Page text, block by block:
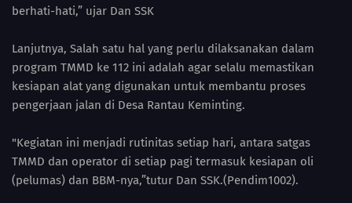
berhati-hati,” ujar Dan SSK
Lanjutnya, Salah satu hal yang perlu dilaksanakan dalam
program TMMD ke 112 ini adalah agar selalu memastikan
kesiapan alat yang digunakan untuk membantu proses
pengerjaan jalan di Desa Rantau Keminting.
"Kegiatan ini menjadi rutinitas setiap hari, antara satgas
TMMD dan operator di setiap pagi termasuk kesiapan oli
(pelumas) dan BBM-nya,”tutur Dan SSK.(Pendim1002).